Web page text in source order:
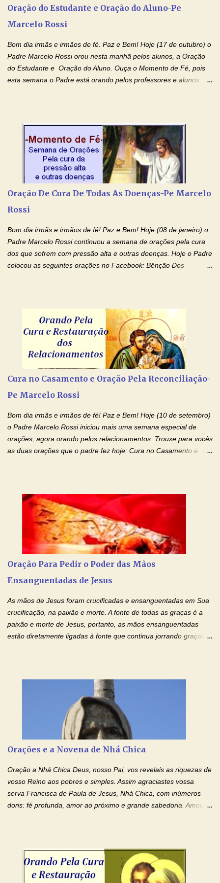
gerações, através de todas as raízes da minha árvore
genealógica. Que o Sangue de Jesus, purificador e vivificante,
Oração do Estudante e Oração do Aluno-Pe
Marcelo Rossi
Bom dia irmãs e irmãos de fé. Paz e Bem! Hoje (17 de outubro) o
Padre Marcelo Rossi orou nesta manhã pelos alunos, a Oração
do Estudante e Oração do Aluno. Ouça o Momento de Fé, pois
esta semana o Padre está orando pelos professores e alunos.
intelectualmente e espiritualmente para o dia da prova. Confie no
amor Ágape de Jesus e no amor materno de Nossa Senhora.
Fique com a paz de Jesus e o amor de Maria! Adriana-Devoção e
Fé Oração do Estudante I Senhor, eu sou estudante, e por sinal,
inteligente. Prova isto é o fato de eu estar aqui, conversando com
de estudar. Mas, como o Senhor sabe, a vida de estudante nem
sempre é fácil. A rotina cansa e o aprender exige uma série de
Oração De Cura De Todas As Doenças-Pe Marcelo
Rossi
Bom dia irmãs e irmãos de fé! Paz e Bem! Hoje (08 de janeiro) o
Padre Marcelo Rossi continuou a semana de orações pela cura
dos que sofrem com pressão alta e outras doenças. Hoje o Padre
colocou as seguintes orações no Facebook: Bênção Dos
Senhora! Adriana-Devoção e Fé Bênção Dos Enfermos O Senhor
Jesus esteja ao vosso lado, para vos defender, dentro de vós,
para vos conservar; diante de vós, pra vos conduzir; atrás de vós
para vos guardar; acima de vós, para vos abençoar. Ele que vive
e reina pelos séculos dos séculos. Amém! Oração De Cura De
Nome † (sinal da cruz), que está acima de todo Nome, que todos
os padrões de enfermidade física transmitidos em minha linha de
os laços...
Cura no Casamento e Oração Pela Reconciliação-
Pe Marcelo Rossi
Bom dia irmãs e irmãos de fé! Paz e Bem! Hoje (10 de setembro)
o Padre Marcelo Rossi iniciou mais uma semana especial de
orações, agora orando pelos relacionamentos. Trouxe para vocês
as duas orações que o padre fez hoje: Cura no Casamento e a
com o Momento de Fé. Que Deus abençoe e que todo
relacionamento seja fortalecido e curado no amor Ágape de
Jesus. Adriana-Devoção e Fé Mensagem do Padre Marcelo Rossi
em seu Facebook: Amados, iniciamos uma semana para orar
pelos relacionamentos. Diz a Bíblia sagrada: "O amor é paciente,
de orgulho. Nada faz de inconveniente, não procura o seu próprio
interesse, não se irrita, não guarda rancor. Não se alegra com a
Oração Para Pedir o Poder das Mãos
Ensanguentadas de Jesus
As mãos de Jesus foram crucificadas e ensanguentadas em Sua
crucificação, na paixão e morte. A fonte de todas as graças é a
paixão e morte de Jesus, portanto, as mãos ensanguentadas
estão diretamente ligadas à fonte que continua jorrando graças
ensanguentadas, chagadas e abertas, sobre mim, neste
momento. Sinto-me completamente sem forças para prosseguir,
carregando as minhas cruzes. Preciso que a força e o poder de
Tuas Mãos, que suportaram a mais profunda dor ao serem
pregadas na Cruz, reergam-me e curem-me agora. Jesus, não
amo. Nós precisamos desesperadamente de cura física e
espiritual, através do toque consolador de tuas Mãos
ensanguentadas e infinitamente poderosas. Eu reconheço,
apesar de toda a minha limitação e da infinidade dos meus ...
Orações e a Novena de Nhá Chica
Oração a Nhá Chica Deus, nosso Pai, vos revelais as riquezas de
vosso Reino aos pobres e simples. Assim agraciastes vossa
serva Francisca de Paula de Jesus, Nhá Chica, com inúmeros
dons: fé profunda, amor ao próximo e grande sabedoria. Amou a
Senhor Jesus Cristo, vosso Filho, na unidade do Espírito Santo.
Amém. Novena a Nhá Chica (Oração para obter os favores
celestiais através da intercessão da Serva de Deus Nhá Chica)